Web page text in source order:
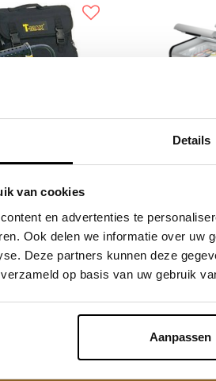
Details
van cookies
en advertenties te
Ook delen we informatie over uw
Deze partners kunnen deze
op basis van uw gebruik
Aanpassen
Compressor
Excl. btw
Incl. btw
Service na verkoop